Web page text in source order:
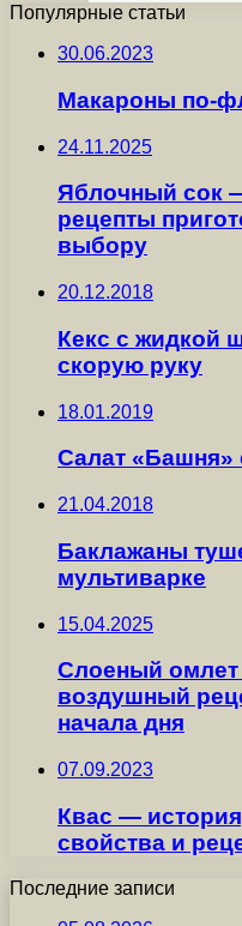
Популярные статьи
30.06.2023
Макароны по-
24.11.2025
Яблочный сок
рецепты
выбору
20.12.2018
Кекс с жидкой
скорую руку
18.01.2019
Салат
21.04.2018
Баклажаны
мультиварке
15.04.2025
Слоеный омлет
воздушный
начала дня
07.09.2023
Квас —
свойства и
Последние записи